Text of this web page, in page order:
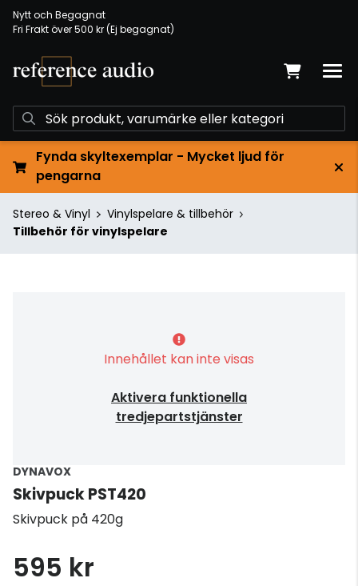
Nytt och Begagnat
Fri Frakt över 500 kr (Ej begagnat)
Fynda skyltexemplar - Mycket ljud för
pengarna
Stereo & Vinyl
Vinylspelare & tillbehör
Tillbehör för vinylspelare
Innehållet kan inte visas
Aktivera funktionella
tredjepartstjänster
DYNAVOX
Skivpuck PST420
Skivpuck på 420g
595 kr